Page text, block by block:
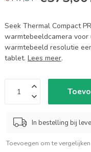
Seek Thermal Compact
warmtebeeldcamera
warmtebeeld resolutie
tablet. Lees meer.
In bestelling bij
Toevoegen om te vergelijken